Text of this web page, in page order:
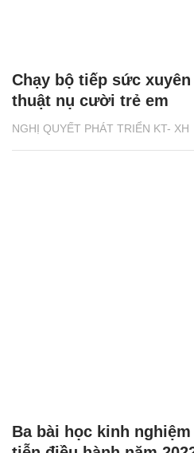
NGHỊ QUYẾT PHÁT TRIỂN KT- XH
Chạy bộ tiếp sức
thuật nụ cười trẻ em
Ba bài học kinh